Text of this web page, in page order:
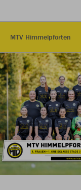
MTV Himmelpforten